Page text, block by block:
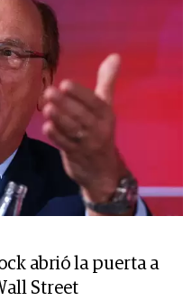
abrió la puerta a
Street